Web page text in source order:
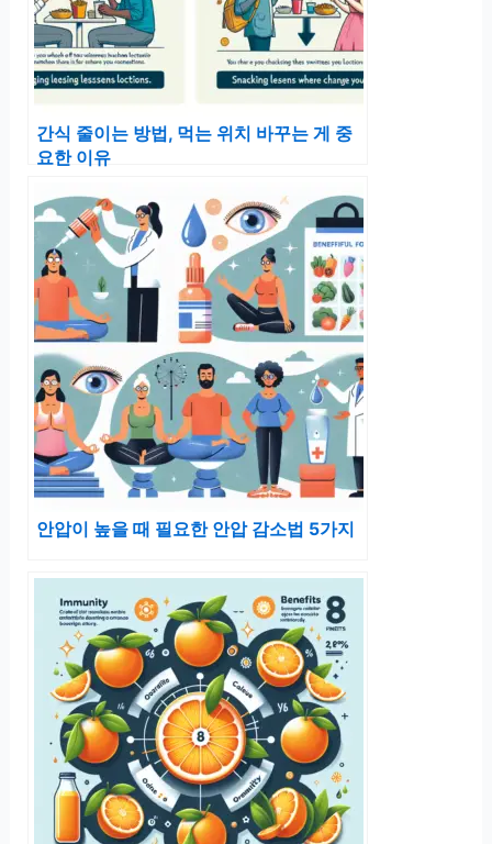
간식 줄이는 방법, 먹는 위치 바꾸는 게 중
요한 이유
안압이 높을 때 필요한 안압 감소법 5가지